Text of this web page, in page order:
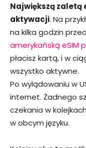
Największą zaletą
aktywacji. Na
na kilka godzin
amerykańską eSIM
płacisz kartą, i w
wszystko aktywne.
Po wylądowaniu w
internet. Żadnego
czekania w
w obcym języku.